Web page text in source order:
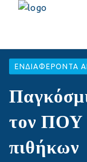
EΝΔΙΑΦΈΡΟΝΤΑ
τον ΠΟΥ
πιθήκων